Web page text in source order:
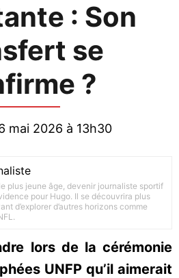
: Son
se
?
mai 2026 à 13h30
plus jeune âge, devenir journaliste sportif
pour Hugo. Il se découvrira plus
d’explorer d’autres horizons comme
lors de la cérémonie
UNFP qu’il aimerait